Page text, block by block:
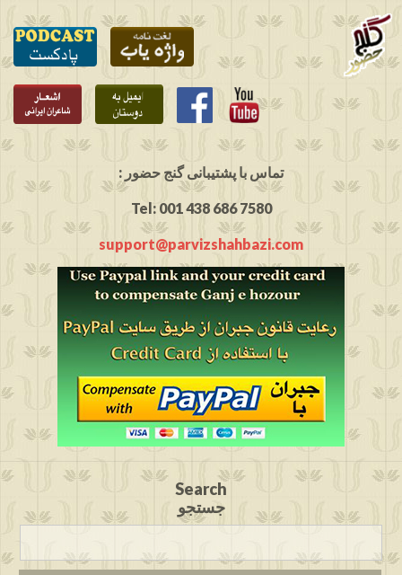
: تماس با پشتیبانی گنج حضور
Tel: 001 438 686 7580
support@parvizshahbazi.com
Search
جستجو